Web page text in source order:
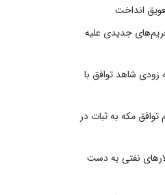
انداخت
جدیدی علیه
شاهد توافق با
توافق مکه به ثبات در
ساله دلارهای نفتی به دست